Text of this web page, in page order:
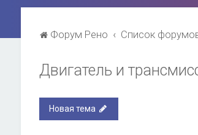
Форум Рено Список
Двигатель и
Новая тема